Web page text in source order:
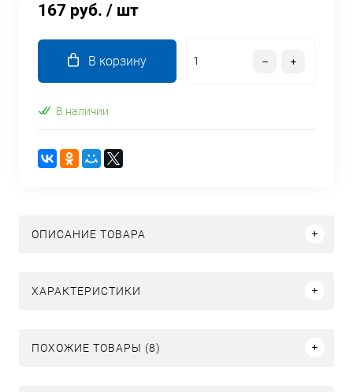
167 руб. / шт
В корзину
В наличии
ОПИСАНИЕ ТОВАРА
ХАРАКТЕРИСТИКИ
ПОХОЖИЕ ТОВАРЫ (8)